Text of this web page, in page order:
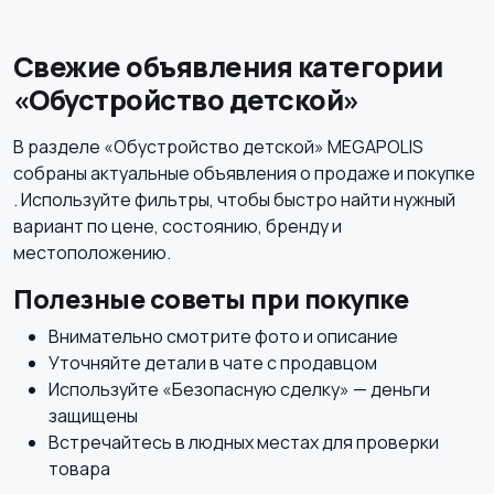
Детская одежда и
обувь
Свежие объявления категории
«Обустройство детской»
В разделе «Обустройство детской» MEGAPOLIS
собраны актуальные объявления о продаже и покупке
. Используйте фильтры, чтобы быстро найти нужный
вариант по цене, состоянию, бренду и
местоположению.
Полезные советы при покупке
Внимательно смотрите фото и описание
Уточняйте детали в чате с продавцом
Используйте «Безопасную сделку» — деньги
защищены
Встречайтесь в людных местах для проверки
товара